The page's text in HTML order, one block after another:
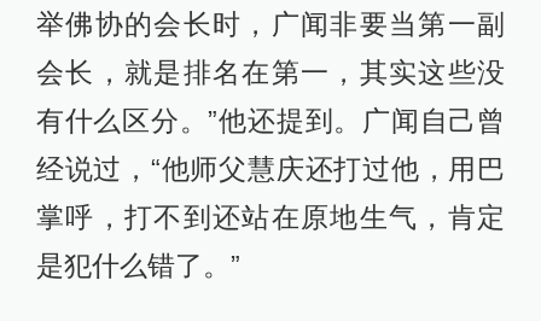
举佛协的会长时，广闻非要当第一副
会长，就是排名在第一，其实这些没
有什么区分。”他还提到。广闻自己曾
经说过，“他师父慧庆还打过他，用巴
掌呼，打不到还站在原地生气，肯定
是犯什么错了。”